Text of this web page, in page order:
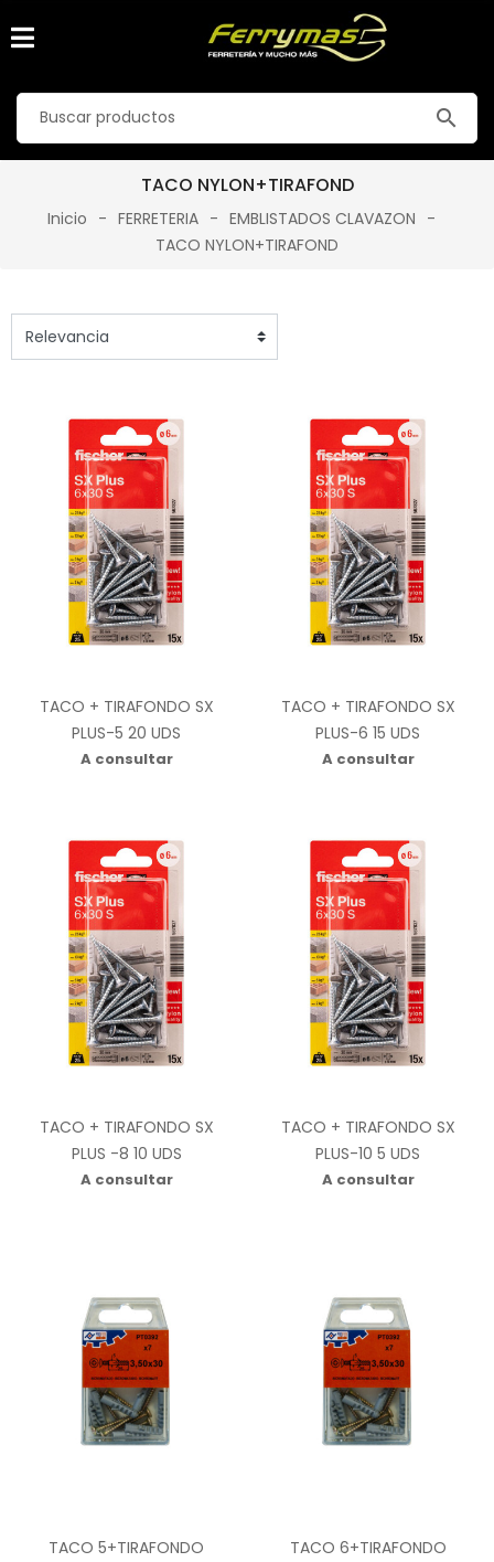
search
TACO NYLON+TIRAFOND
Inicio FERRETERIA
EMBLISTADOS CLAVAZON
TACO NYLON+TIRAFOND
TACO + TIRAFONDO SX
PLUS-5 20 UDS
A consultar
TACO + TIRAFONDO SX
PLUS-6 15 UDS
A consultar
TACO + TIRAFONDO SX
PLUS -8 10 UDS
A consultar
TACO + TIRAFONDO SX
PLUS-10 5 UDS
A consultar
TACO 5+TIRAFONDO
TACO 6+TIRAFONDO